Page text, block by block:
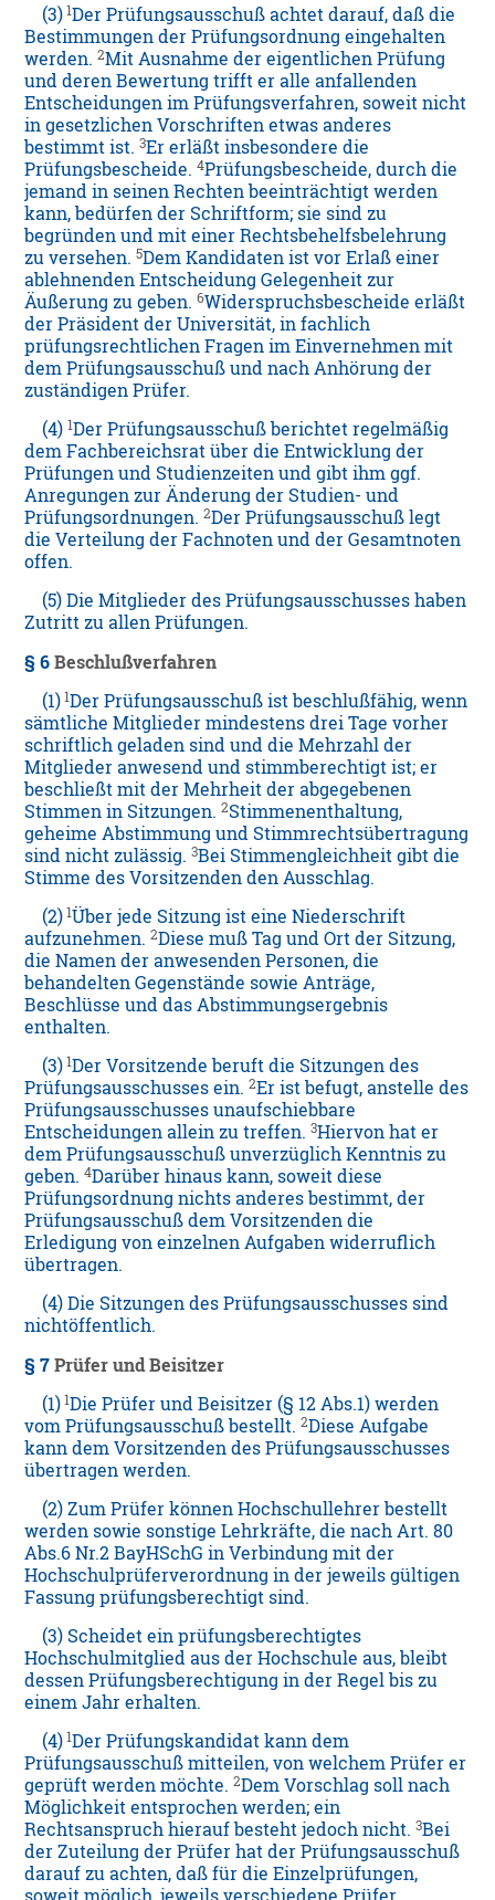
(3) 1Der Prüfungsausschuß achtet darauf, daß die
Bestimmungen der Prüfungsordnung eingehalten
werden.2Mit Ausnahme der eigentlichen Prüfung
und deren Bewertung trifft er alle anfallenden
Entscheidungen im Prüfungsverfahren, soweit nicht
in gesetzlichen Vorschriften etwas anderes
bestimmt ist.3Er erläßt insbesondere die
Prüfungsbescheide.4Prüfungsbescheide, durch die
jemand in seinen Rechten beeinträchtigt werden
kann, bedürfen der Schriftform; sie sind zu
begründen und mit einer Rechtsbehelfsbelehrung
zu versehen.5Dem Kandidaten ist vor Erlaß einer
ablehnenden Entscheidung Gelegenheit zur
Äußerung zu geben.6Widerspruchsbescheide erläßt
der Präsident der Universität, in fachlich
prüfungsrechtlichen Fragen im Einvernehmen mit
dem Prüfungsausschuß und nach Anhörung der
zuständigen Prüfer.
(4)1Der Prüfungsausschuß berichtet regelmäßig
dem Fachbereichsrat über die Entwicklung der
Prüfungen und Studienzeiten und gibt ihm ggf.
Anregungen zur Änderung der Studien- und
Prüfungsordnungen.2Der Prüfungsausschuß legt
die Verteilung der Fachnoten und der Gesamtnoten
offen.
(5) Die Mitglieder des Prüfungsausschusses haben
Zutritt zu allen Prüfungen.
§ 6 Beschlußverfahren
(1) 1Der Prüfungsausschuß ist beschlußfähig, wenn
sämtliche Mitglieder mindestens drei Tage vorher
schriftlich geladen sind und die Mehrzahl der
Mitglieder anwesend und stimmberechtigt ist; er
beschließt mit der Mehrheit der abgegebenen
Stimmen in Sitzungen.2Stimmenenthaltung,
geheime Abstimmung und Stimmrechtsübertragung
sind nicht zulässig.3Bei Stimmengleichheit gibt die
Stimme des Vorsitzenden den Ausschlag.
(2) 1Über jede Sitzung ist eine Niederschrift
aufzunehmen.2Diese muß Tag und Ort der Sitzung,
die Namen der anwesenden Personen, die
behandelten Gegenstände sowie Anträge,
Beschlüsse und das Abstimmungsergebnis
enthalten.
(3) 1Der Vorsitzende beruft die Sitzungen des
Prüfungsausschusses ein.2Er ist befugt, anstelle des
Prüfungsausschusses unaufschiebbare
Entscheidungen allein zu treffen.3Hiervon hat er
dem Prüfungsausschuß unverzüglich Kenntnis zu
geben.4Darüber hinaus kann, soweit diese
Prüfungsordnung nichts anderes bestimmt, der
Prüfungsausschuß dem Vorsitzenden die
Erledigung von einzelnen Aufgaben widerruflich
übertragen.
(4) Die Sitzungen des Prüfungsausschusses sind
nichtöffentlich.
§ 7 Prüfer und Beisitzer
(1) 1Die Prüfer und Beisitzer (§ 12 Abs.1) werden
vom Prüfungsausschuß bestellt.2Diese Aufgabe
kann dem Vorsitzenden des Prüfungsausschusses
übertragen werden.
(2) Zum Prüfer können Hochschullehrer bestellt
werden sowie sonstige Lehrkräfte, die nach Art. 80
Abs.6 Nr.2 BayHSchG in Verbindung mit der
Hochschulprüferverordnung in der jeweils gültigen
Fassung prüfungsberechtigt sind.
(3) Scheidet ein prüfungsberechtigtes
Hochschulmitglied aus der Hochschule aus, bleibt
dessen Prüfungsberechtigung in der Regel bis zu
einem Jahr erhalten.
(4) 1Der Prüfungskandidat kann dem
Prüfungsausschuß mitteilen, von welchem Prüfer er
geprüft werden möchte.2Dem Vorschlag soll nach
Möglichkeit entsprochen werden; ein
Rechtsanspruch hierauf besteht jedoch nicht.3Bei
der Zuteilung der Prüfer hat der Prüfungsausschuß
darauf zu achten, daß für die Einzelprüfungen,